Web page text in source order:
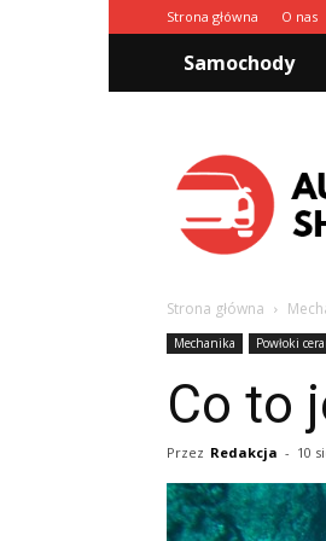
Strona główna O nas
Samochody
Strona główna
Mechanika Powłoki
Co to
Przez Redakcja - 10